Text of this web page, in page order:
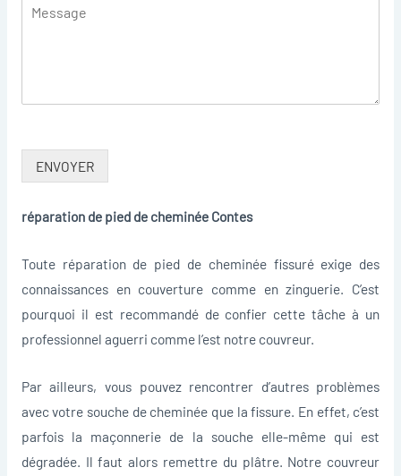
ENVOYER
réparation de pied de cheminée Contes
Toute réparation de pied de cheminée fissuré exige des
connaissances en couverture comme en zinguerie. C’est
pourquoi il est recommandé de confier cette tâche à un
professionnel aguerri comme l’est notre couvreur.
Par ailleurs, vous pouvez rencontrer d’autres problèmes
avec votre souche de cheminée que la fissure. En effet, c’est
parfois la maçonnerie de la souche elle-même qui est
dégradée. Il faut alors remettre du plâtre. Notre couvreur